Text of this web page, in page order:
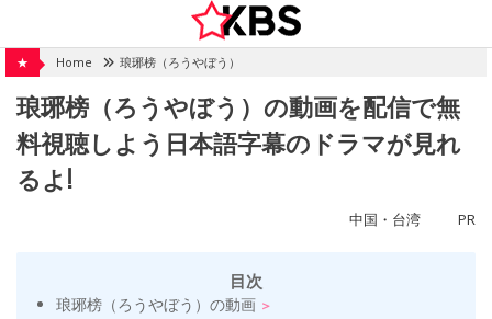
content
★ Home 琅琊榜（ろうやぼう）
琅琊榜（ろうやぼう）の動画を配信で無
料視聴しよう日本語字幕のドラマが見れ
るよ!
中国・台湾 PR
目次
琅琊榜（ろうやぼう）の動画